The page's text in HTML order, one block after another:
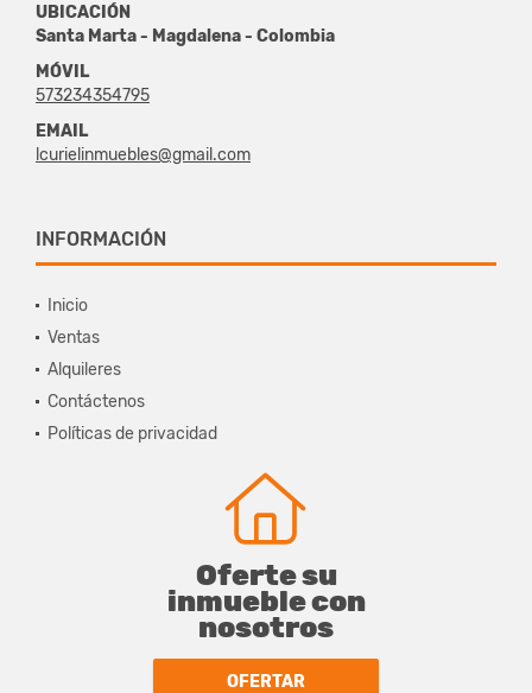
UBICACIÓN
Santa Marta - Magdalena - Colombia
MÓVIL
573234354795
EMAIL
lcurielinmuebles@gmail.com
INFORMACIÓN
Inicio
Ventas
Alquileres
Contáctenos
Políticas de privacidad
Oferte su
inmueble con
nosotros
OFERTAR